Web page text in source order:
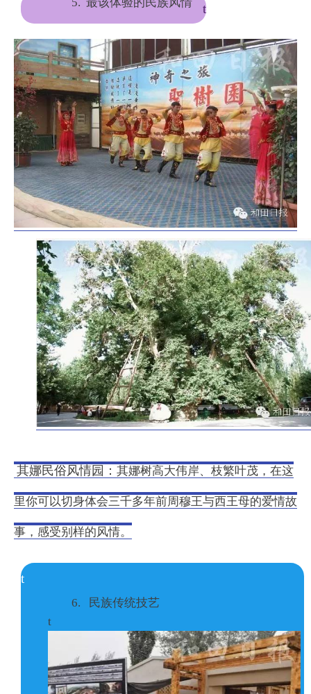
t
其娜民俗风情园： 其娜树高大伟岸、枝繁叶茂，在这
里你可以切身体会三千多年前周穆王与西王母的爱情故
事，感受别样的风情。
t
6. 民族传统技艺
t